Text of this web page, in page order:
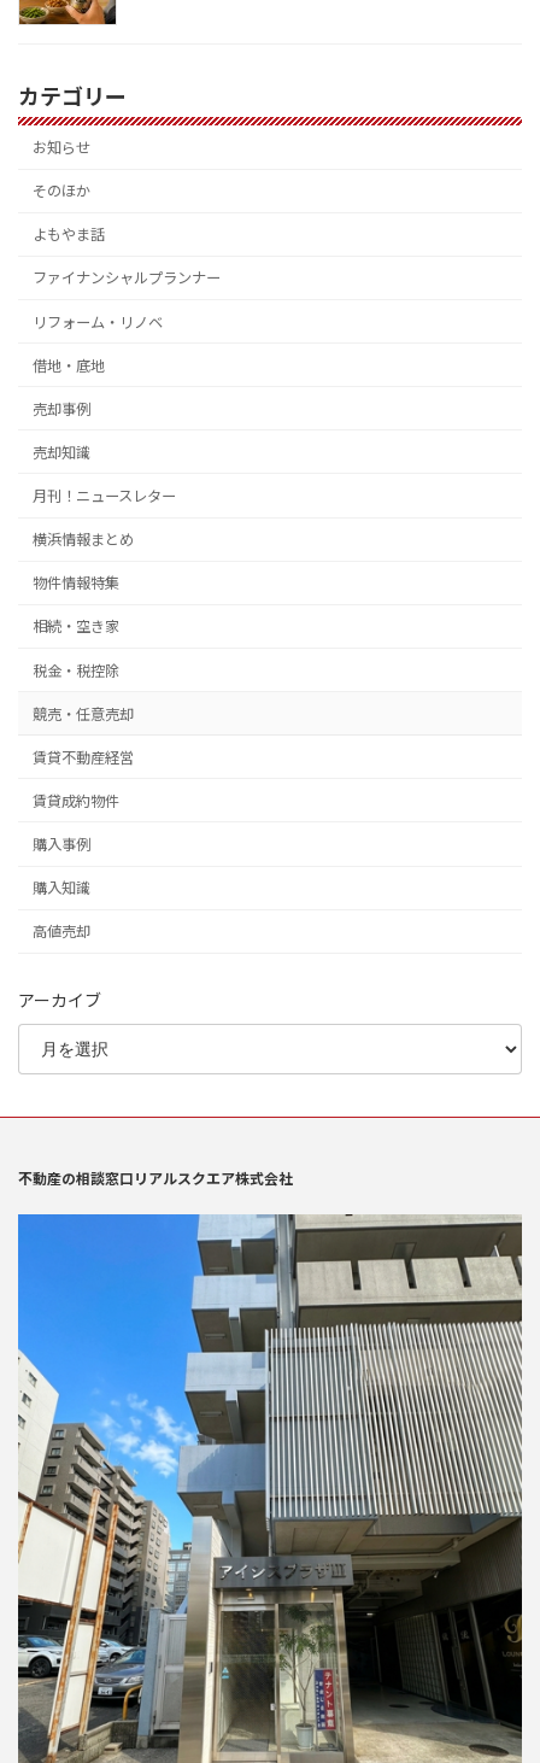
カテゴリー
お知らせ
そのほか
よもやま話
ファイナンシャルプランナー
リフォーム・リノベ
借地・底地
売却事例
売却知識
月刊！ニュースレター
横浜情報まとめ
物件情報特集
相続・空き家
税金・税控除
競売・任意売却
賃貸不動産経営
賃貸成約物件
購入事例
購入知識
高値売却
アーカイブ
不動産の相談窓口リアルスクエア株式会社